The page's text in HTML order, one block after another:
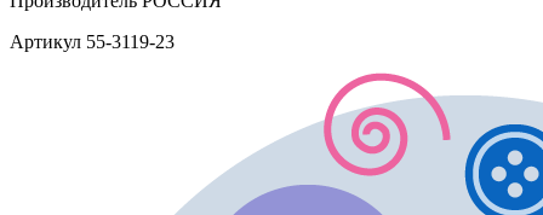
Артикул 55-3119-23